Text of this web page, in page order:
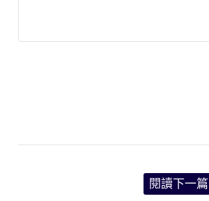
閱讀下一篇